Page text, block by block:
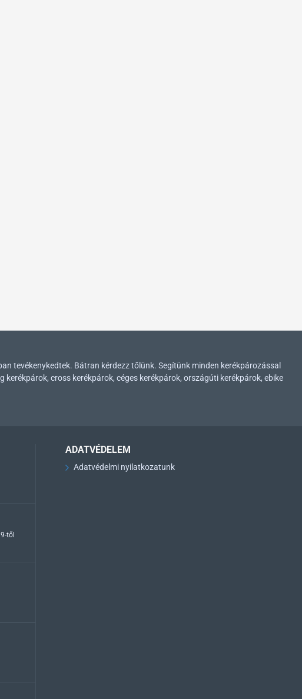
tevékenykedtek. Bátran kérdezz tőlünk. Segítünk minden kerékpározással
cross kerékpárok, céges kerékpárok, országúti kerékpárok, ebike
től
ADATVÉDELEM
Adatvédelmi nyilatkozatunk